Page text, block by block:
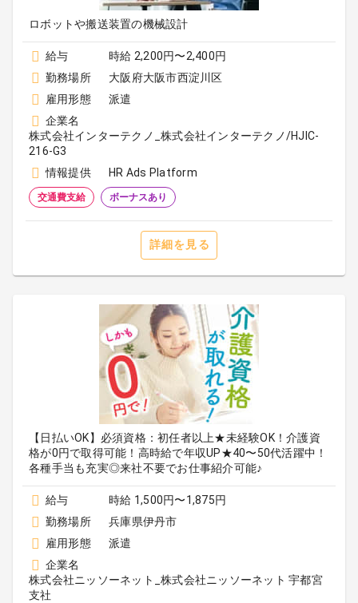
ロボットや搬送装置の機械設計
給与
時給 2,200円〜2,400円
勤務場所
大阪府大阪市西淀川区
雇用形態
派遣
企業名
株式会社インターテクノ_株式会社インターテクノ/HJIC-
216-G3
情報提供
HR Ads Platform
交通費支給 ボーナスあり
詳細を見る
【日払いOK】必須資格：初任者以上★未経験OK！介護資
格が0円で取得可能！高時給で年収UP★40〜50代活躍中！
各種手当も充実◎来社不要でお仕事紹介可能♪
給与
時給 1,500円〜1,875円
勤務場所
兵庫県伊丹市
雇用形態
派遣
企業名
株式会社ニッソーネット_株式会社ニッソーネット 宇都宮
支社